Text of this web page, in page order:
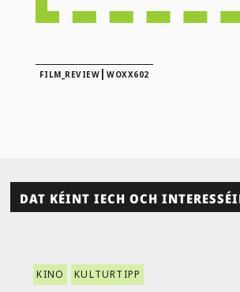
FILM_REVIEW |WOXX602
DAT KÉINT IECH OCH
KINO KULTURTIPP